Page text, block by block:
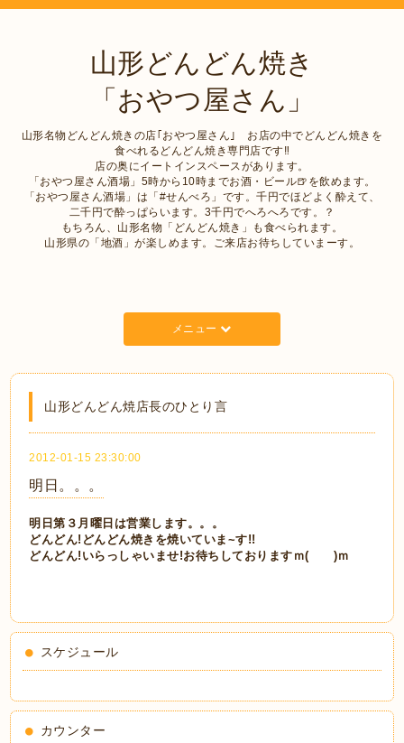
山形どんどん焼き
「おやつ屋さん」
山形名物どんどん焼きの店｢おやつ屋さん｣ お店の中でどんどん焼きを
食べれるどんどん焼き専門店です‼︎
店の奥にイートインスペースがあります。
「おやつ屋さん酒場」5時から10時までお酒・ビール🍺を飲めます。
「おやつ屋さん酒場」は「#せんべろ」です。千円でほどよく酔えて、
二千円で酔っぱらいます。3千円でへろへろです。？
もちろん、山形名物「どんどん焼き」も食べられます。
山形県の「地酒」が楽しめます。ご来店お待ちしていまーす。
メニュー
山形どんどん焼店長のひとり言
2012-01-15 23:30:00
明日。。。
明日第３月曜日は営業します。。。
どんどん!どんどん焼きを焼いていま~す!!
どんどん!いらっしゃいませ!お待ちしておりますｍ( )ｍ
スケジュール
カウンター